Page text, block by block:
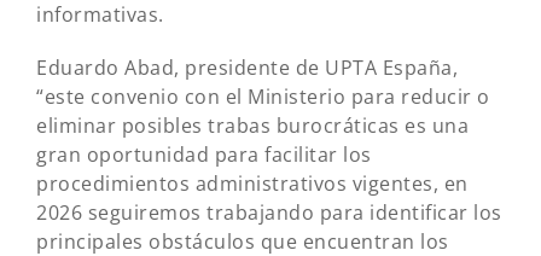
informativas.
Eduardo Abad, presidente de UPTA España,
“este convenio con el Ministerio para reducir o
eliminar posibles trabas burocráticas es una
gran oportunidad para facilitar los
procedimientos administrativos vigentes, en
2026 seguiremos trabajando para identificar los
principales obstáculos que encuentran los